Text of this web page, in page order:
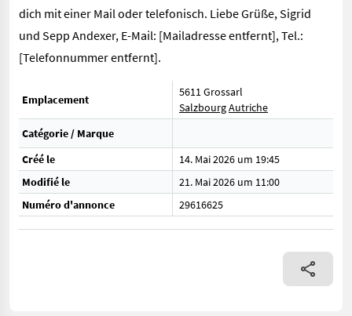
dich mit einer Mail oder telefonisch. Liebe Grüße, Sigrid
und Sepp Andexer, E-Mail: [Mailadresse entfernt], Tel.:
[Telefonnummer entfernt].
Emplacement
5611 Grossarl
SalzbourgAutriche
Catégorie / Marque
Créé le
14. Mai 2026 um 19:45
Modifié le
21. Mai 2026 um 11:00
Numéro d'annonce
29616625